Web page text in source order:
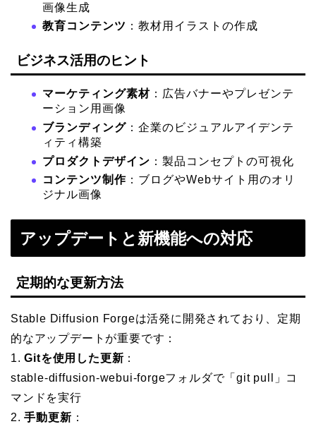
画像生成
教育コンテンツ ：教材用イラストの作成
ビジネス活用のヒント
マーケティング素材 ：広告バナーやプレゼンテ
ーション用画像
ブランディング ：企業のビジュアルアイデンテ
ィティ構築
プロダクトデザイン ：製品コンセプトの可視化
コンテンツ制作 ：ブログやWebサイト用のオリ
ジナル画像
アップデートと新機能への対応
定期的な更新方法
Stable Diffusion Forgeは活発に開発されており、定期
的なアップデートが重要です：
1.Gitを使用した更新 ：
stable-diffusion-webui-forgeフォルダで「git pull」コ
マンドを実行
2.手動更新 ：